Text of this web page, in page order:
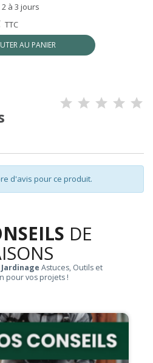
à 3 jours
TTC
AU PANIER
d'avis pour ce produit.
DE
Astuces, Outils et
pour vos projets !